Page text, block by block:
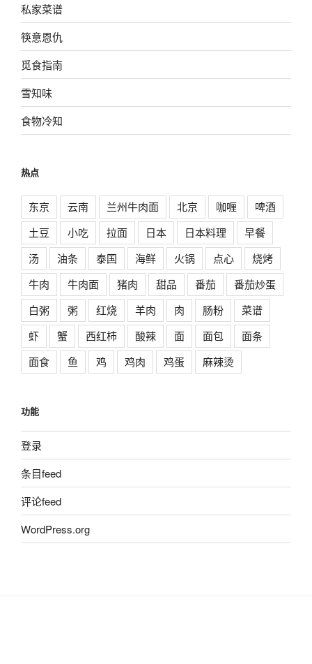
私家菜谱
筷意恩仇
觅食指南
雪知味
食物冷知
热点
东京 云南 兰州牛肉面 北京 咖喱
啤酒
土豆
小吃 拉面 日本 日本料理
早餐
汤
油条 泰国 海鲜 火锅 点心
烧烤
牛肉
牛肉面 猪肉 甜品 番茄
番茄炒蛋
白粥
粥 红烧 羊肉 肉 肠粉
菜谱
虾
蟹 西红柿 酸辣 面 面包
面条
面食
鱼 鸡 鸡肉 鸡蛋 麻辣烫
功能
登录
条目feed
评论feed
WordPress.org